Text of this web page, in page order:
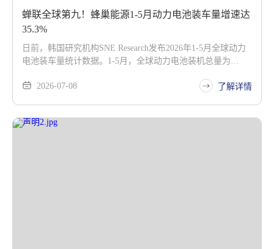
蝉联全球第九！蜂巢能源1-5月动力电池装车量增速达
35.3%
日前，韩国研究机构SNE Research发布2026年1-5月全球动力
电池装车量统计数据。1-5月，全球动力电池装机总量为
连续两个统计周期稳居全球第九，同比增长35.3%，增速在
2026-07-08 了解详情